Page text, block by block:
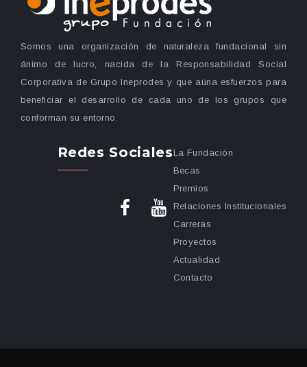
Somos una organización de naturaleza fundacional sin
ánimo de lucro, nacida de la Responsabilidad Social
Corporativa de Grupo Ineprodes y que aúna esfuerzos para
beneficiar el desarrollo de cada uno de los grupos que
conforman su entorno.
La Fundación
Becas
Premios
Relaciones Institucionales
Carreras
Proyectos
Actualidad
Contacto
Redes Sociales